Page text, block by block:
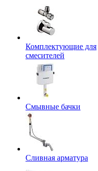
Комплектующие для
смесителей
Смывные бачки
Сливная арматура